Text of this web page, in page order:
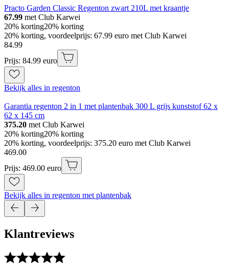
Practo Garden Classic Regenton zwart 210L met kraantje
67.99 met Club Karwei
20% korting20% korting
20% korting, voordeelprijs: 67.99 euro met Club Karwei
84.99
Prijs: 84.99 euro
Bekijk alles in regenton
Garantia regenton 2 in 1 met plantenbak 300 L grijs kunststof 62 x
62 x 145 cm
375.20 met Club Karwei
20% korting20% korting
20% korting, voordeelprijs: 375.20 euro met Club Karwei
469.00
Prijs: 469.00 euro
Bekijk alles in regenton met plantenbak
Klantreviews